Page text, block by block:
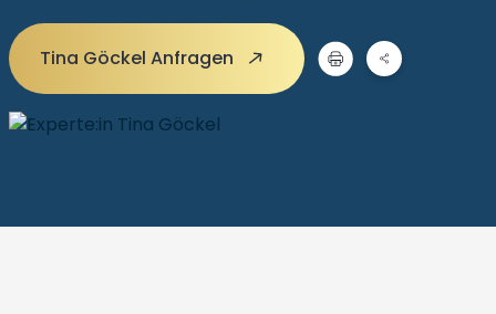
Tina Göckel Anfragen